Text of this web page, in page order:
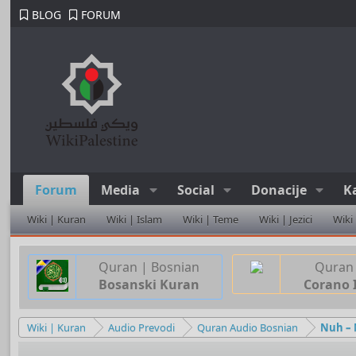
BLOG FORUM
Forum Media Social Donacije
Wiki | Kuran Wiki | Islam Wiki | Teme Wiki | Jezici Wiki
Quran | Bosnian
Bosanski Kuran
Corano
Wiki | Kuran Audio Prevodi Quran Audio Bosnian Nuh –